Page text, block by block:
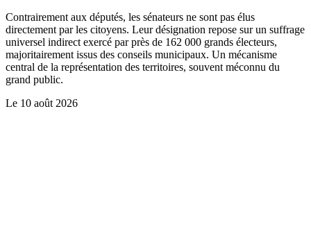
Contrairement aux députés, les sénateurs ne sont pas élus
directement par les citoyens. Leur désignation repose sur un suffrage
universel indirect exercé par près de 162 000 grands électeurs,
majoritairement issus des conseils municipaux. Un mécanisme
central de la représentation des territoires, souvent méconnu du
grand public.
Le 10 août 2026